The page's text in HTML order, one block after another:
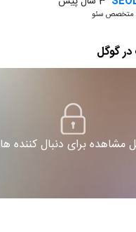
متخصص سئو
در گوگل
مشاهده برای دنبال کننده ها